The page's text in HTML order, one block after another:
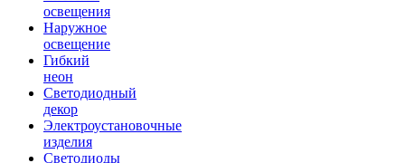
освещения
Наружное
освещение
Гибкий
неон
Светодиодный
декор
Электроустановочные
изделия
Светодиоды